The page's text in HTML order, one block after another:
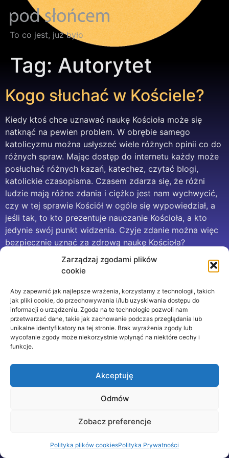
Zarządzaj zgodami plików
cookie
Aby zapewnić jak najlepsze wrażenia, korzystamy z technologii, takich
jak pliki cookie, do przechowywania i/lub uzyskiwania dostępu do
informacji o urządzeniu. Zgoda na te technologie pozwoli nam
przetwarzać dane, takie jak zachowanie podczas przeglądania lub
unikalne identyfikatory na tej stronie. Brak wyrażenia zgody lub
wycofanie zgody może niekorzystnie wpłynąć na niektóre cechy i
funkcje.
Akceptuję
Odmów
Zobacz preferencje
Polityka plików cookiesPolityka Prywatności
To co jest, już było
Tag: Autorytet
Kogo słuchać w Kościele?
Kiedy ktoś chce uznawać naukę Kościoła może się
natknąć na pewien problem. W obrębie samego
katolicyzmu można usłyszeć wiele różnych opinii co do
różnych spraw. Mając dostęp do internetu każdy może
posłuchać różnych kazań, katechez, czytać blogi,
katolickie czasopisma. Czasem zdarza się, że różni
ludzie mają różne zdania i ciężko jest nam wychwycić,
czy w tej sprawie Kościół w ogóle się wypowiedział, a
jeśli tak, to kto prezentuje nauczanie Kościoła, a kto
jedynie swój punkt widzenia. Czyje zdanie można więc
bezpiecznie uznać za zdrową naukę Kościoła?
CC-BY; Zdjęcie w nagłówku pochodzi z SOHO (ESA &